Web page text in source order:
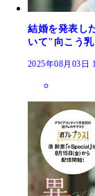
結婚を発表し
いて"向こう
2025年08月03日